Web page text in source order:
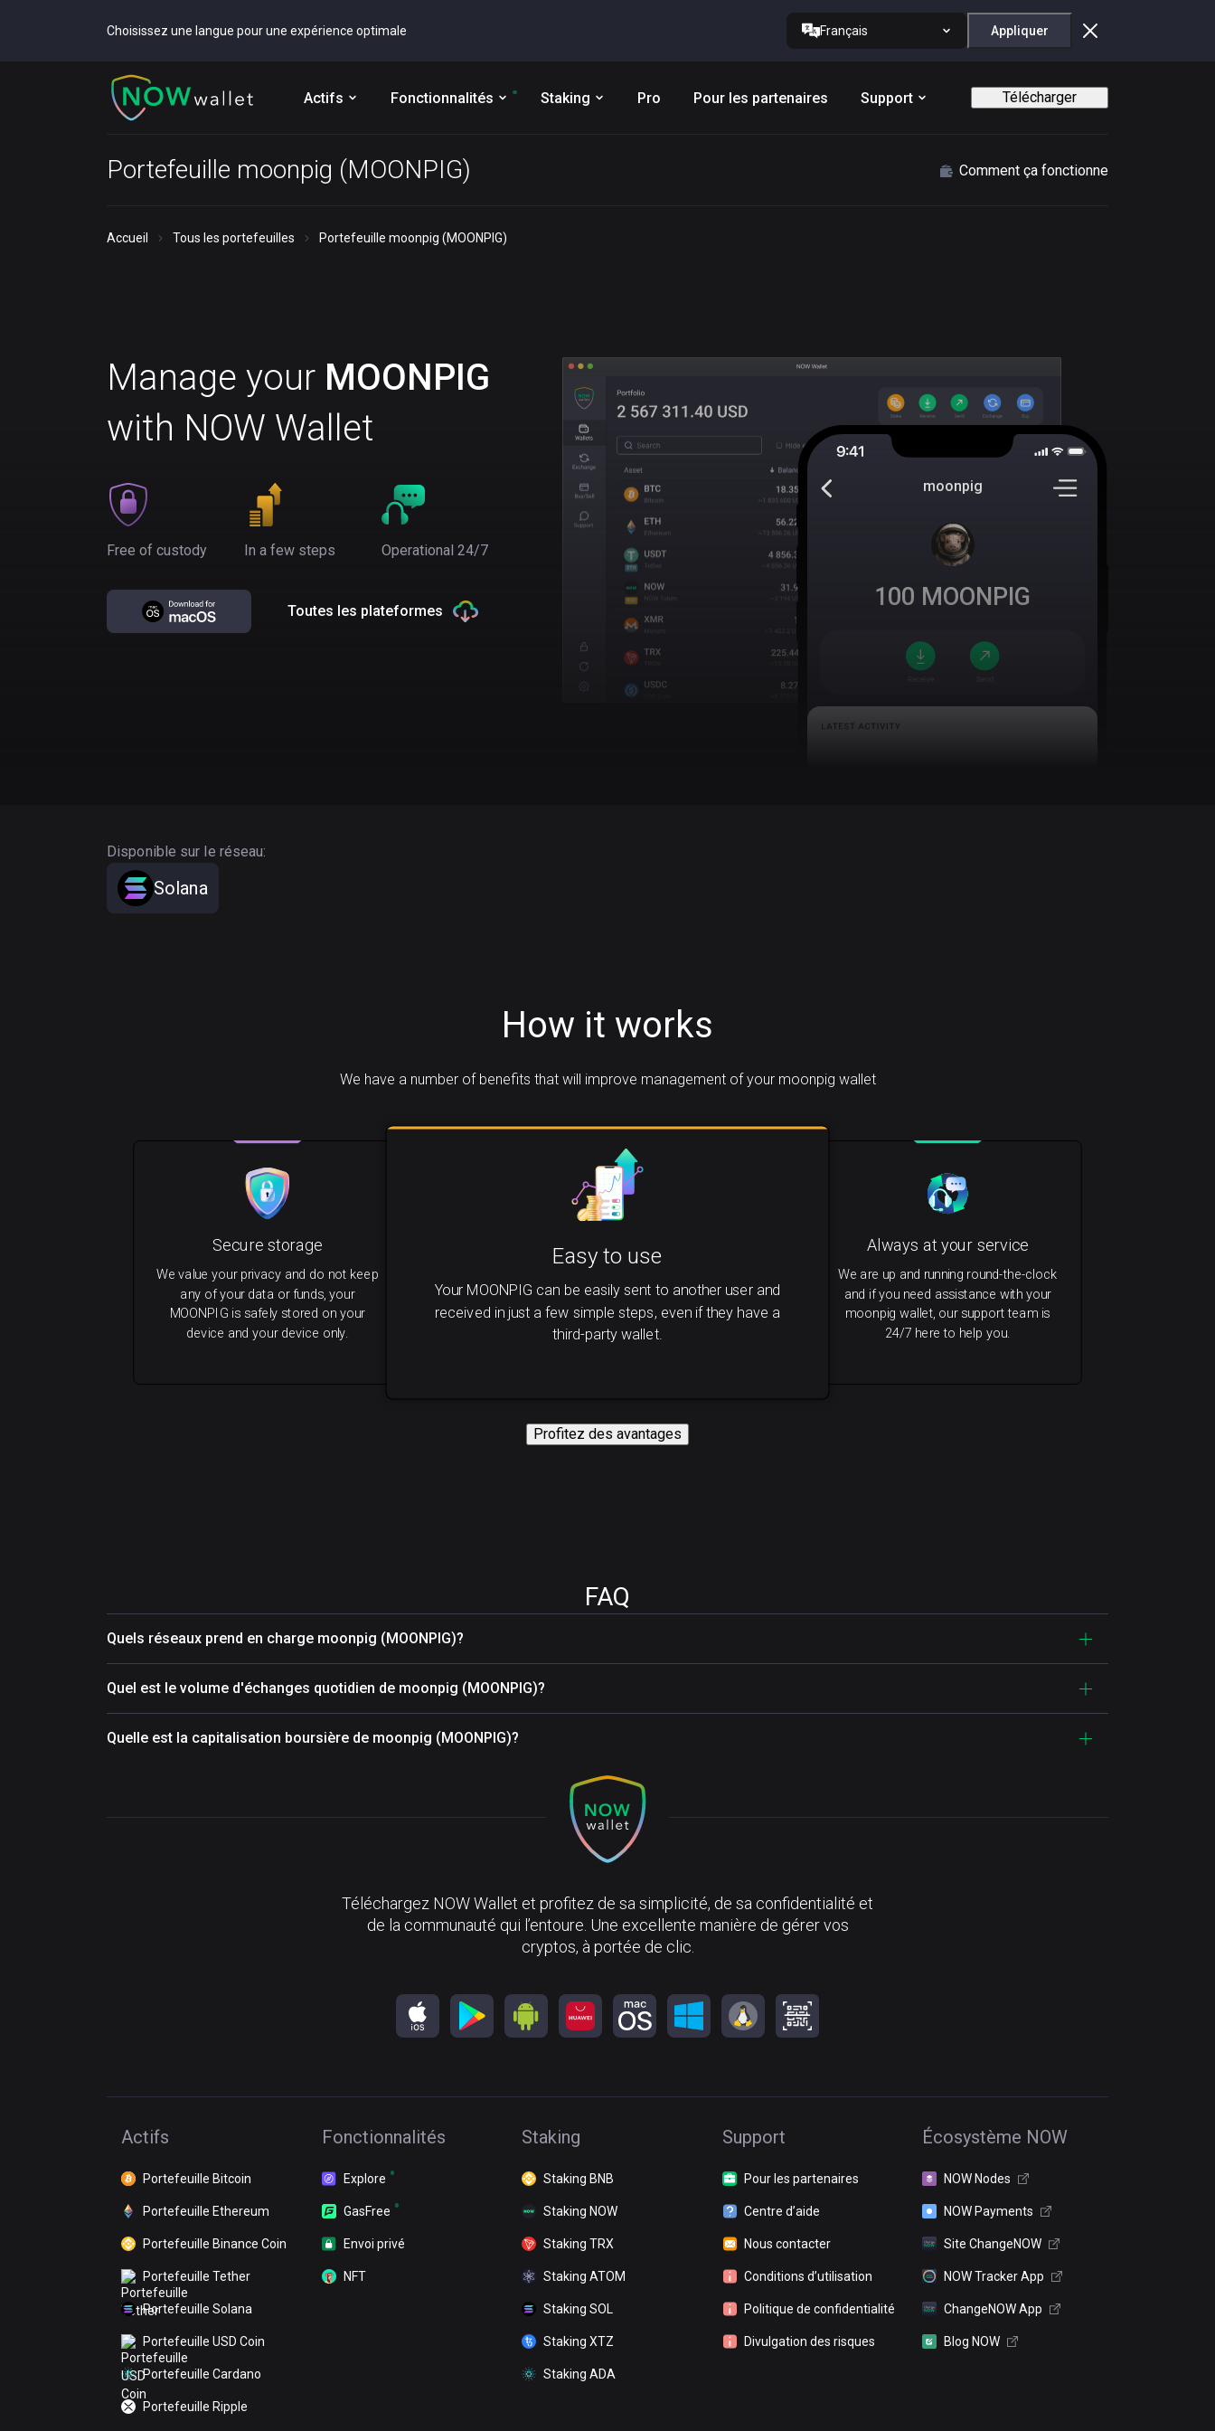
Choisissez une langue pour une expérience optimale Français Appliquer
Actifs Fonctionnalités Staking Pro Pour les partenaires Support Télécharger
Portefeuille moonpig (MOONPIG) Comment ça fonctionne
Accueil Tous les portefeuilles Portefeuille moonpig (MOONPIG)
Manage your MOONPIG
with NOW Wallet
Free of custody In a few steps Operational 24/7
Toutes les plateformes
moonpig
100 MOONPIG
Disponible sur le réseau:
Solana
How it works
We have a number of benefits that will improve management of your moonpig wallet
Easy to use
Your MOONPIG can be easily sent to another user and
received in just a few simple steps, even if they have a
third-party wallet.
Always at your service
We are up and running round-the-clock
and if you need assistance with your
moonpig wallet, our support team is
24/7 here to help you.
Secure storage
We value your privacy and do not keep
any of your data or funds, your
MOONPIG is safely stored on your
device and your device only.
Profitez des avantages
FAQ
Quels réseaux prend en charge moonpig (MOONPIG)?
Quel est le volume d'échanges quotidien de moonpig (MOONPIG)?
Quelle est la capitalisation boursière de moonpig (MOONPIG)?
Téléchargez NOW Wallet et profitez de sa simplicité, de sa confidentialité et
de la communauté qui l’entoure. Une excellente manière de gérer vos
cryptos, à portée de clic.
Actifs
Portefeuille Bitcoin
Portefeuille Ethereum
Portefeuille Binance Coin
Portefeuille Tether
Portefeuille Solana
Portefeuille USD Coin
Portefeuille Cardano
Portefeuille Ripple
Fonctionnalités
Explore
GasFree
Envoi privé
NFT
Staking
Staking BNB
Staking NOW
Staking TRX
Staking ATOM
Staking SOL
Staking XTZ
Staking ADA
Support
Pour les partenaires
Centre d’aide
Nous contacter
Conditions d’utilisation
Politique de confidentialité
Divulgation des risques
Écosystème NOW
NOW Nodes
NOW Payments
Site ChangeNOW
NOW Tracker App
ChangeNOW App
Blog NOW